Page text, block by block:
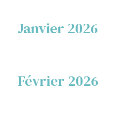
Janvier 2026
Février 2026